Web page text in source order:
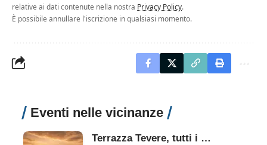
relative ai dati contenute nella nostra Privacy Policy.
È possibile annullare l'iscrizione in qualsiasi momento.
Eventi nelle vicinanze
Terrazza Tevere, tutti i concerti dal 3 al 9 agosto